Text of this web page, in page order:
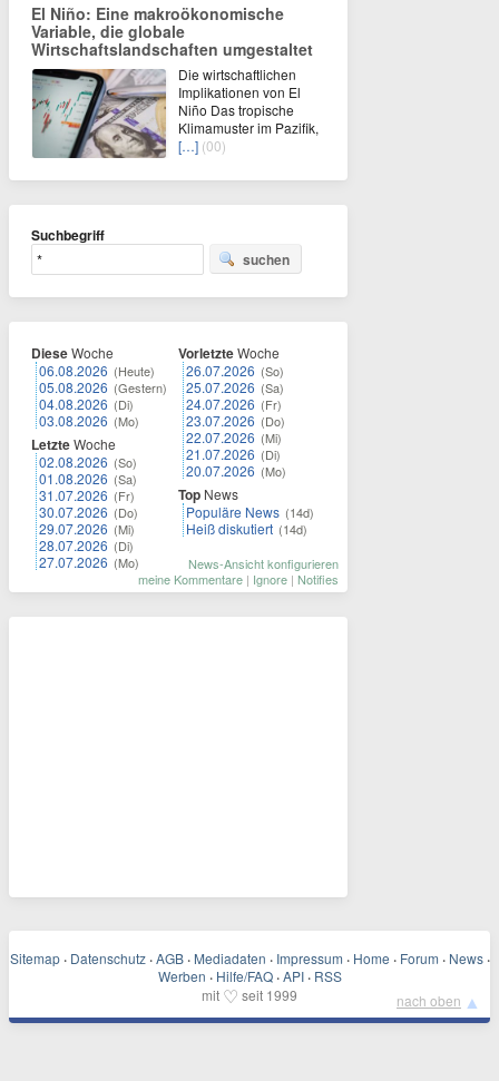
El Niño: Eine makroökonomische
Variable, die globale
Wirtschaftslandschaften umgestaltet
Die wirtschaftlichen
Implikationen von El
Niño Das tropische
Klimamuster im Pazifik,
[…] (00)
Suchbegriff
suchen
DieseWoche
06.08.2026 (Heute)
05.08.2026 (Gestern)
04.08.2026 (Di)
03.08.2026 (Mo)
LetzteWoche
02.08.2026 (So)
01.08.2026 (Sa)
31.07.2026 (Fr)
30.07.2026 (Do)
29.07.2026 (Mi)
28.07.2026 (Di)
27.07.2026 (Mo)
VorletzteWoche
26.07.2026 (So)
25.07.2026 (Sa)
24.07.2026 (Fr)
23.07.2026 (Do)
22.07.2026 (Mi)
21.07.2026 (Di)
20.07.2026 (Mo)
Top News
Populäre News (14d)
Heiß diskutiert (14d)
News-Ansicht konfigurieren
meine Kommentare | Ignore | Notifies
Sitemap · Datenschutz · AGB · Mediadaten · Impressum · Home · Forum · News ·
Werben · Hilfe/FAQ · API · RSS
mit ♡ seit 1999 nach oben ▲